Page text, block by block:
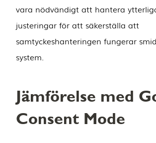
vara nödvändigt att hantera
justeringar för att säkerställa att
samtyckeshanteringen fungerar
system.
Jämförelse med
Consent Mode